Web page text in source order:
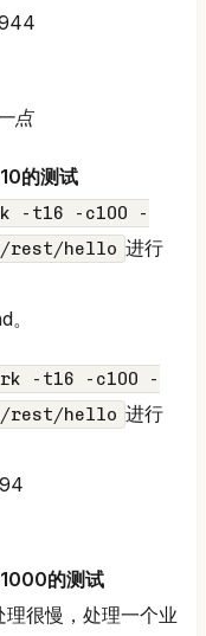
点
的测试
-t16 -c100 -
rest/hello 进行
-t16 -c100 -
rest/hello 进行
的测试
很慢，处理一个业